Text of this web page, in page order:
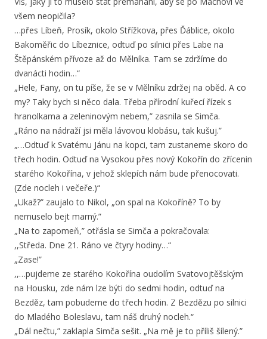
všem neopičila?
…přes Líbeň, Prosík, okolo Střížkova, přes Ďáblice, okolo
Bakoměřic do Líbeznice, odtuď po silnici přes Labe na
Štěpánském přívoze až do Mělníka. Tam se zdržíme do
dvanácti hodin…“
„Hele, Fany, on tu píše, že se v Mělníku zdržej na oběd. A co
my? Taky bych si něco dala. Třeba přírodní kuřecí řízek s
hranolkama a zeleninovým nebem,” zasnila se Simča.
„Ráno na nádraží jsi měla lávovou klobásu, tak kušuj.”
„…Odtuď k Svatému Jánu na kopci, tam zustaneme skoro do
třech hodin. Odtuď na Vysokou přes nový Kokořín do zřícenin
starého Kokořína, v jehož sklepích nám bude přenocovati.
(Zde nocleh i večeře.)“
„Ukaž?” zaujalo to Nikol, „on spal na Kokoříně? To by
nemuselo bejt marný.”
„Na to zapomeň,” otřásla se Simča a pokračovala:
,,Středa. Dne 21. Ráno ve čtyry hodiny…“
„Zase!”
,,…pujdeme ze starého Kokořína oudolím Svatovojtěšským
na Housku, zde nám lze býti do sedmi hodin, odtuď na
Bezděz, tam pobudeme do třech hodin. Z Bezdězu po silnici
do Mladého Boleslavu, tam náš druhý nocleh.“
„Dál nečtu,” zaklapla Simča sešit. „Na mě je to příliš šílený.”